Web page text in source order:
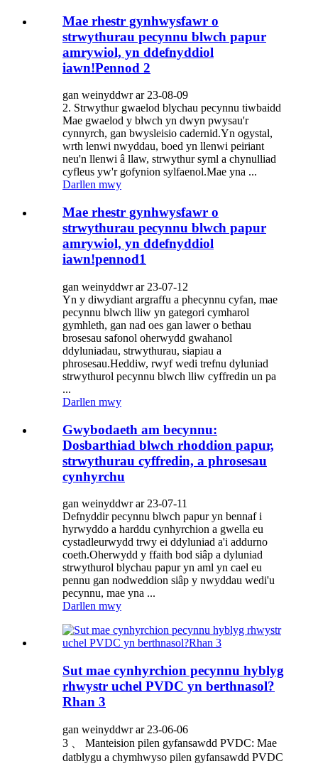
Mae rhestr gynhwysfawr o
strwythurau pecynnu blwch papur
amrywiol, yn ddefnyddiol
iawn!Pennod 2
gan weinyddwr ar 23-08-09
2. Strwythur gwaelod blychau pecynnu tiwbaidd
Mae gwaelod y blwch yn dwyn pwysau'r
cynnyrch, gan bwysleisio cadernid.Yn ogystal,
wrth lenwi nwyddau, boed yn llenwi peiriant
neu'n llenwi â llaw, strwythur syml a chynulliad
cyfleus yw'r gofynion sylfaenol.Mae yna ...
Darllen mwy
Mae rhestr gynhwysfawr o
strwythurau pecynnu blwch papur
amrywiol, yn ddefnyddiol
iawn!pennod1
gan weinyddwr ar 23-07-12
Yn y diwydiant argraffu a phecynnu cyfan, mae
pecynnu blwch lliw yn gategori cymharol
gymhleth, gan nad oes gan lawer o bethau
brosesau safonol oherwydd gwahanol
ddyluniadau, strwythurau, siapiau a
phrosesau.Heddiw, rwyf wedi trefnu dyluniad
strwythurol pecynnu blwch lliw cyffredin un pa
...
Darllen mwy
Gwybodaeth am becynnu:
Dosbarthiad blwch rhoddion papur,
strwythurau cyffredin, a phrosesau
cynhyrchu
gan weinyddwr ar 23-07-11
Defnyddir pecynnu blwch papur yn bennaf i
hyrwyddo a harddu cynhyrchion a gwella eu
cystadleurwydd trwy ei ddyluniad a'i addurno
coeth.Oherwydd y ffaith bod siâp a dyluniad
strwythurol blychau papur yn aml yn cael eu
pennu gan nodweddion siâp y nwyddau wedi'u
pecynnu, mae yna ...
Darllen mwy
Sut mae cynhyrchion pecynnu hyblyg
rhwystr uchel PVDC yn berthnasol?
Rhan 3
gan weinyddwr ar 23-06-06
3 、 Manteision pilen gyfansawdd PVDC: Mae
datblygu a chymhwyso pilen gyfansawdd PVDC